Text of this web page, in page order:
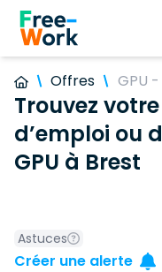
Offres GPU
Trouvez
d’emploi ou
GPU à Brest
Astuces
Créer une alerte